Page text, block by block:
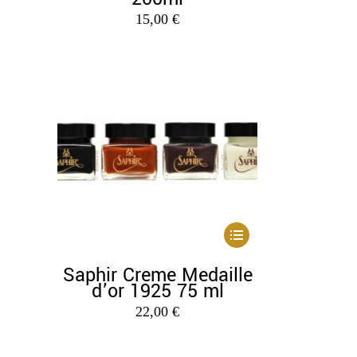
15,00 €
Dieses
weist
Saphir Creme Medaille
d’or 1925 75 ml
22,00 €